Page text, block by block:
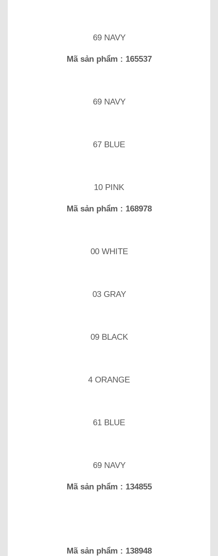
69 NAVY
Mã sản phẩm : 165537
69 NAVY
67 BLUE
10 PINK
Mã sản phẩm : 168978
00 WHITE
03 GRAY
09 BLACK
4 ORANGE
61 BLUE
69 NAVY
Mã sản phẩm : 134855
Mã sản phẩm : 138948